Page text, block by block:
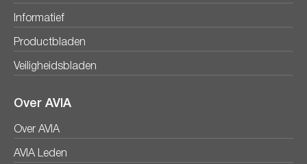
Informatief
Productbladen
Veiligheidsbladen
Over AVIA
Over AVIA
AVIA Leden